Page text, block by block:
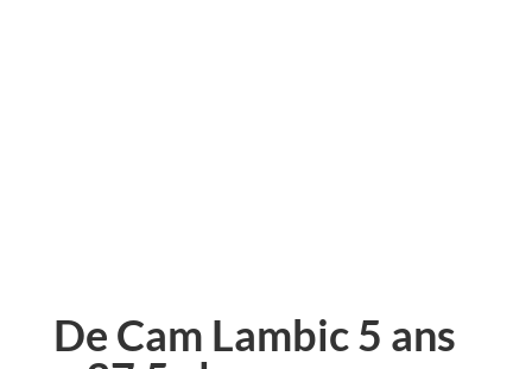
De Cam Lambic 5 ans